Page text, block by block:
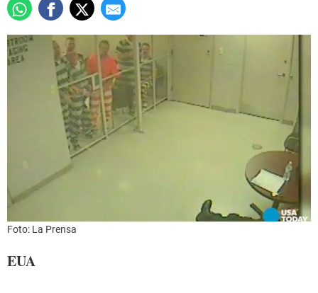
Foto: La Prensa
EUA